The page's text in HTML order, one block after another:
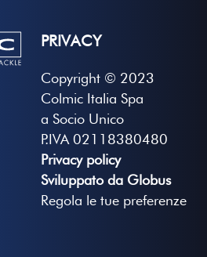
PRIVACY
Copyright © 2023
Colmic Italia Spa
a Socio Unico
P.IVA 02118380480
Privacy policy
Sviluppato da Globus
Regola le tue preferenze